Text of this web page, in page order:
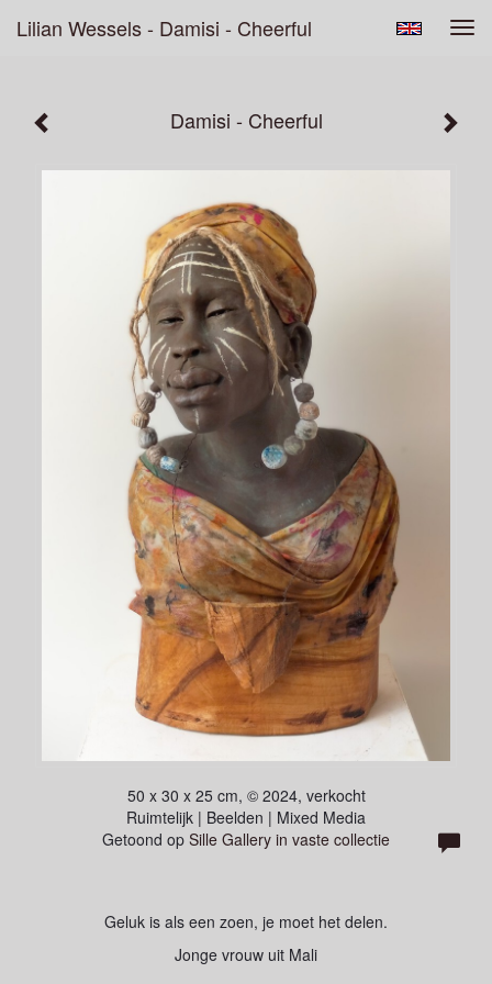
Lilian Wessels - Damisi - Cheerful
Damisi - Cheerful
50 x 30 x 25 cm, © 2024, verkocht
Ruimtelijk | Beelden | Mixed Media
Getoond op Sille Gallery in vaste collectie
Geluk is als een zoen, je moet het delen.
Jonge vrouw uit Mali